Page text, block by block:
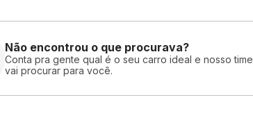
Não encontrou o que procurava?
Conta pra gente qual é o seu carro ideal e nosso time
vai procurar para você.